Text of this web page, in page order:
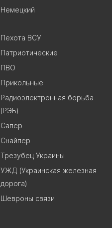
Немецкий
Пехота ВСУ
Патриотические
ПВО
Прикольные
Радиоэлектронная борьба
(РЭБ)
Сапер
Снайпер
Трезубец Украины
УЖД (Украинская железная
дорога)
Шевроны связи